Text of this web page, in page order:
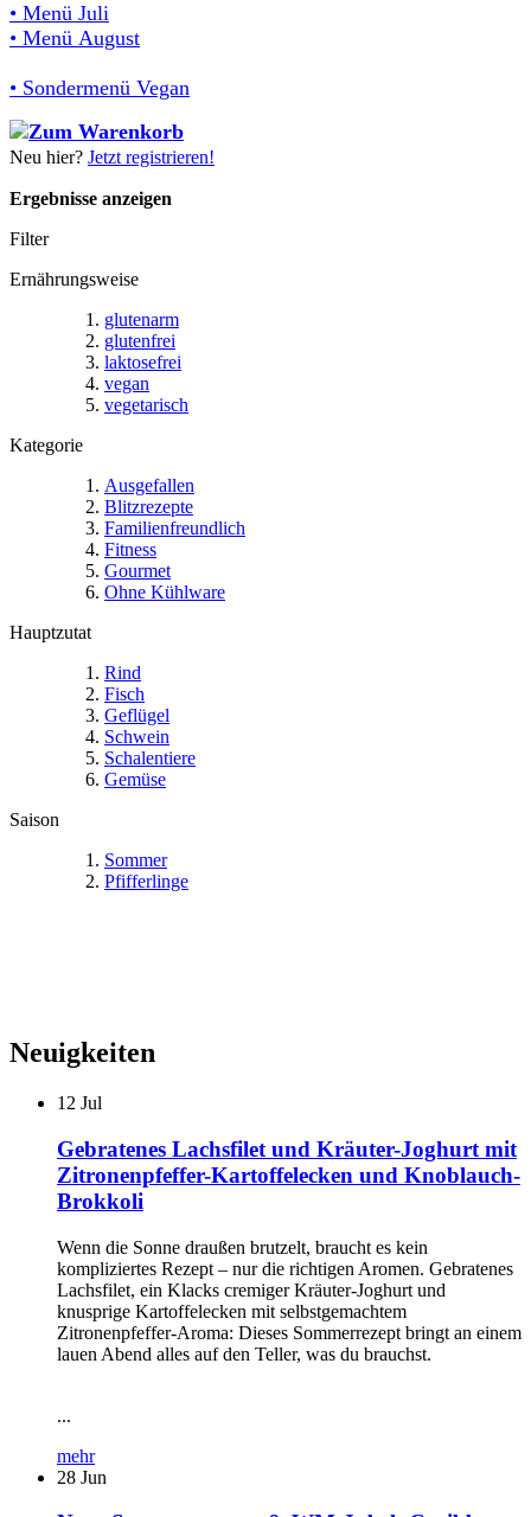
• Menü Juli
• Menü August
• Sondermenü Vegan
Neu hier? Jetzt registrieren!
Ergebnisse anzeigen
Filter
Ernährungsweise
glutenarm
glutenfrei
laktosefrei
vegan
vegetarisch
Kategorie
Ausgefallen
Blitzrezepte
Familienfreundlich
Fitness
Gourmet
Ohne Kühlware
Hauptzutat
Rind
Fisch
Geflügel
Schwein
Schalentiere
Gemüse
Saison
Sommer
Pfifferlinge
Neuigkeiten
12 Jul
Gebratenes Lachsfilet und Kräuter-Joghurt mit
Zitronenpfeffer-Kartoffelecken und Knoblauch-
Brokkoli
Wenn die Sonne draußen brutzelt, braucht es kein
kompliziertes Rezept – nur die richtigen Aromen. Gebratenes
Lachsfilet, ein Klacks cremiger Kräuter-Joghurt und
knusprige Kartoffelecken mit selbstgemachtem
Zitronenpfeffer-Aroma: Dieses Sommerrezept bringt an einem
lauen Abend alles auf den Teller, was du brauchst.
...
mehr
28 Jun